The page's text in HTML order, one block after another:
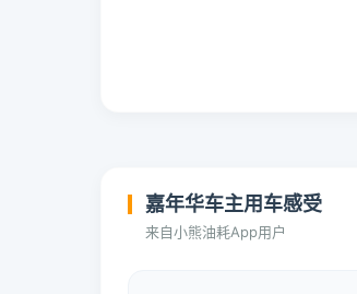
嘉年华车主用车感受
来自小熊油耗App用户